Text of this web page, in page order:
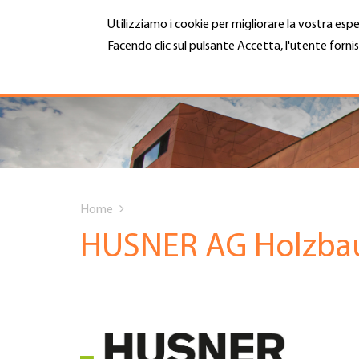
Utilizziamo i cookie per migliorare la vostra
Facendo clic sul pulsante Accetta, l'utente
Hauptnavigation
CHI SIAMO
SERVIZI
CARRIERA E LAVORO
MENU
are
Home
HUSNER AG